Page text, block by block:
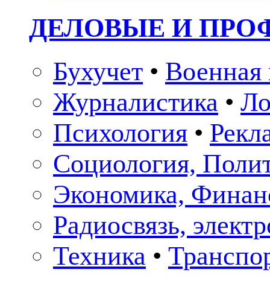
ДЕЛОВЫЕ И
Бухучет • Военная
Журналистика •
Психология •
Социология,
Экономика,
Радиосвязь,
Техника •